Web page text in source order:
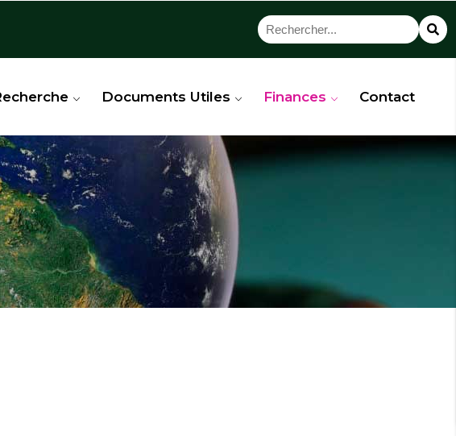
Documents Utiles Finances Contact